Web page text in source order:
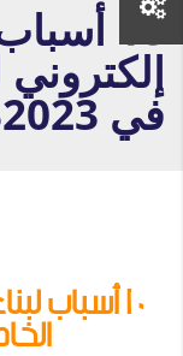
10
في 2023م
10 أسباب